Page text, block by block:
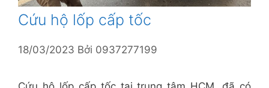
Cứu hộ lốp cấp tốc
18/03/2023 Bởi 0937277199